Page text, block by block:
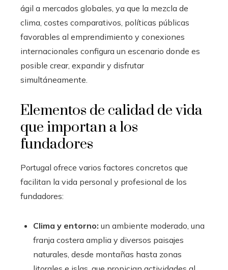
ágil a mercados globales, ya que la mezcla de
clima, costes comparativos, políticas públicas
favorables al emprendimiento y conexiones
internacionales configura un escenario donde es
posible crear, expandir y disfrutar
simultáneamente.
Elementos de calidad de vida
que importan a los
fundadores
Portugal ofrece varios factores concretos que
facilitan la vida personal y profesional de los
fundadores:
Clima y entorno: un ambiente moderado, una
franja costera amplia y diversos paisajes
naturales, desde montañas hasta zonas